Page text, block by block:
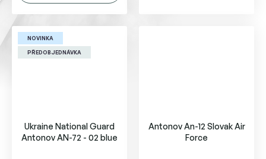
NOVINKA
PŘEDOBJEDNÁVKA
Ukraine National Guard
Antonov AN-72 - 02 blue
Antonov An-12 Slovak Air
Force